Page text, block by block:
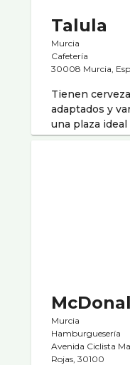
Talula
Murcia
Cafeterí­a
30008 Murcia,
Tienen
adaptados y
una plaza
Murcia
Hamburgueserí­a
Avenida Ciclista
Rojas, 30100